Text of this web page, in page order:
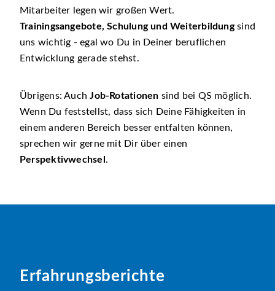
Mitarbeiter legen wir großen Wert.
Trainingsangebote, Schulung und Weiterbildungsind
uns wichtig - egal wo Du in Deiner beruflichen
Entwicklung gerade stehst.
Übrigens: AuchJob-Rotationen sind bei QS möglich.
Wenn Du feststellst, dass sich Deine Fähigkeiten in
einem anderen Bereich besser entfalten können,
sprechen wir gerne mit Dir über einen
Perspektivwechsel .
Erfahrungsberichte